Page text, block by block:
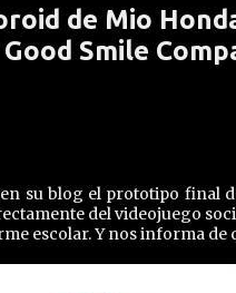
de Mio
Smile
su blog el prototipo final
del videojuego
escolar. Y nos informa de